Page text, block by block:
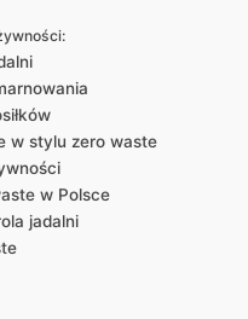
w stylu zero waste
w Polsce
jadalni